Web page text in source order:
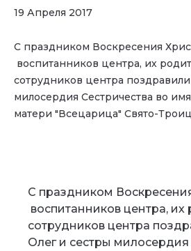
19 Апреля 2017
С праздником Воскресения
воспитанников центра, их
сотрудников центра
милосердия Сестричества во
матери "Всецарица" Свято-
С праздником
воспитанников центра, их
сотрудников центра
Олег и сестры милосердия